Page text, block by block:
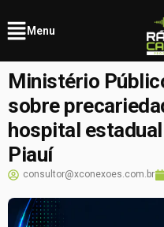
Menu
Ministério
sobre
hospital
Piauí
consultor@xconexoes.com.br